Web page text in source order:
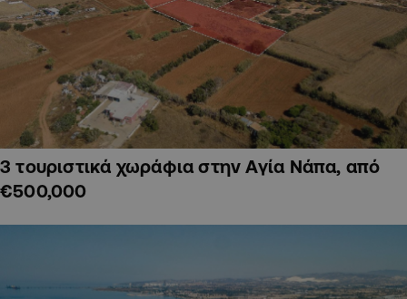
3 τουριστικά χωράφια στην Αγία Νάπα, από
€500,000